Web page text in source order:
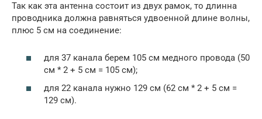
Так как эта антенна состоит из двух рамок, то длинна
проводника должна равняться удвоенной длине волны,
плюс 5 см на соединение:
для 37 канала берем 105 см медного провода (50
см * 2 + 5 см = 105 см);
для 22 канала нужно 129 см (62 см * 2 + 5 см =
129 см).